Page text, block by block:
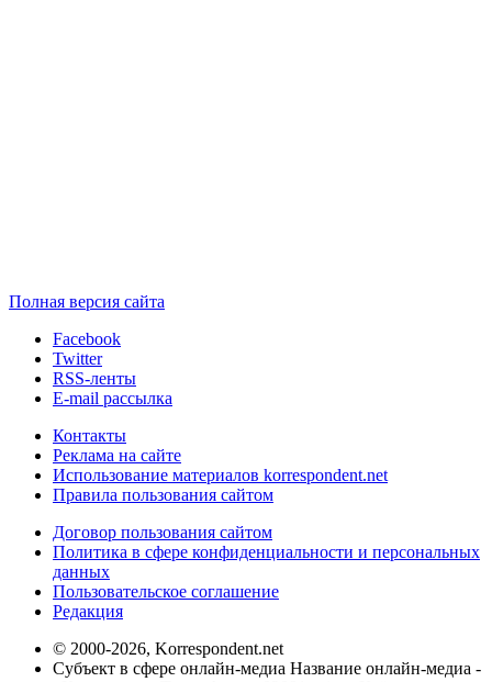
Полная версия сайта
Facebook
Twitter
RSS-ленты
E-mail рассылка
Контакты
Реклама на сайте
Использование материалов korrespondent.net
Правила пользования сайтом
Договор пользования сайтом
Политика в сфере конфиденциальности и персональных
данных
Пользовательское соглашение
Редакция
© 2000-2026, Korrespondent.net
Субъект в сфере онлайн-медиа Название онлайн-медиа -